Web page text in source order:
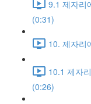
9.1 제자리
(0:31)
10. 제자리
10.1 제자
(0:26)